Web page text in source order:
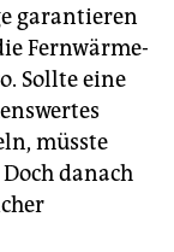
garantieren
Fernwärme-
Sollte eine
müsste
danach